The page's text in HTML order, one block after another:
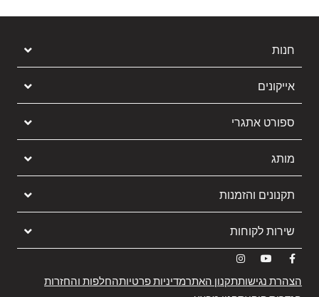
חנות
אייקונים
ספורט אתגרי
מותג
תקנונים והזמנות
שירות לקוחות
הצהרת נגישותתקנון האתרמדיניות פרטיותהחלפות והחזרות